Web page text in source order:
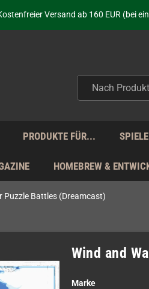
Versand ab 160 EUR (bei
Seit über 20 Jahren Deine
Täglicher Versand Mo - Fr aus
nicht nur - wir KENNEN unsere
PRODUKTE FÜR... SPIELE
HOMEBREW &
Puzzle Battles (Dreamcast)
Wind and
Marke